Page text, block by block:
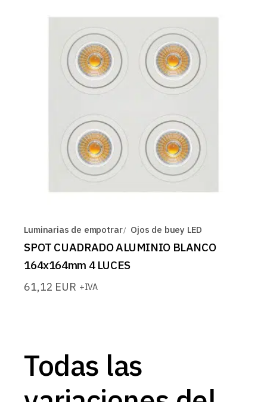
Luminarias de empotrar Ojos de buey LED
SPOT CUADRADO ALUMINIO BLANCO
164x164mm 4 LUCES
61,12 EUR +IVA
Todas las